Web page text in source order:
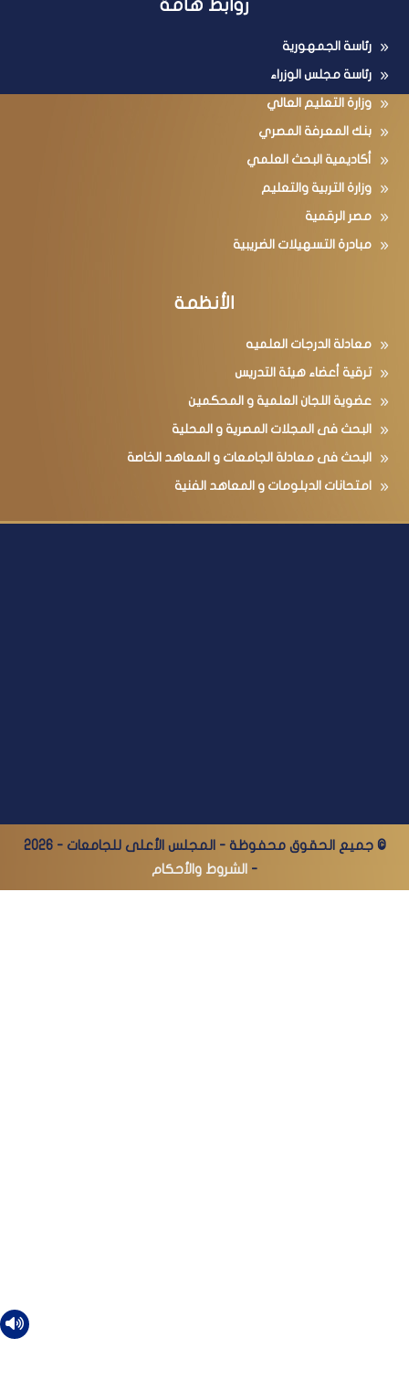
روابط هامة
رئاسة الجمهورية
رئاسة مجلس الوزراء
وزارة التعليم العالي
بنك المعرفة المصري
أكاديمية البحث العلمي
وزارة التربية والتعليم
مصر الرقمية
مبادرة التسهيلات الضريبية
الأنظمة
معادلة الدرجات العلميه
ترقية أعضاء هيئة التدريس
عضوية اللجان العلمية و المحكمين
البحث فى المجلات المصرية و المحلية
البحث فى معادلة الجامعات و المعاهد الخاصة
امتحانات الدبلومات و المعاهد الفنية
© جميع الحقوق محفوظة - المجلس الأعلى للجامعات - 2026
- الشروط والأحكام